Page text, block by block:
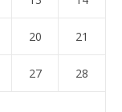
20 21
27 28